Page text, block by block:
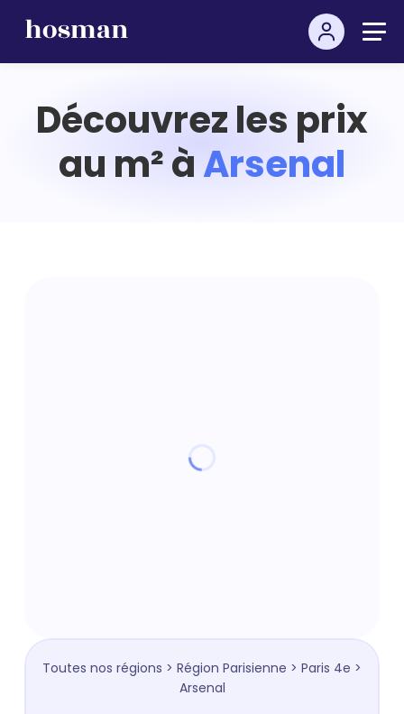
Découvrez les prix
au m² àArsenal
Toutes nos régions > Région Parisienne > Paris 4e >
Arsenal